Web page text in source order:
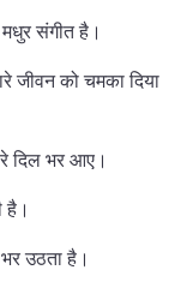
संगीत है।
जीवन को चमका दिया
दिल भर आए।
है।
उठता है।